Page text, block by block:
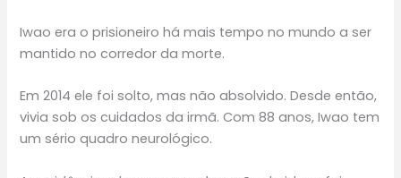
Iwao era o prisioneiro há mais tempo no mundo a ser
mantido no corredor da morte.
Em 2014 ele foi solto, mas não absolvido. Desde então,
vivia sob os cuidados da irmã. Com 88 anos, Iwao tem
um sério quadro neurológico.